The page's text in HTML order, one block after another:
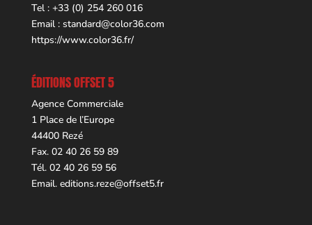
Tel : +33 (0) 254 260 016
Email : standard@color36.com
https://www.color36.fr/
ÉDITIONS OFFSET 5
Agence Commerciale
1 Place de l’Europe
44400 Rezé
Fax. 02 40 26 59 89
Tél. 02 40 26 59 56
Email. editions.reze@offset5.fr